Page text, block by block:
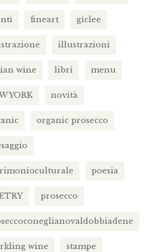
fineart giclee
illustrazioni
wine libri menu
YORK novità
organic prosecco
poesia
prosecco
wine stampe